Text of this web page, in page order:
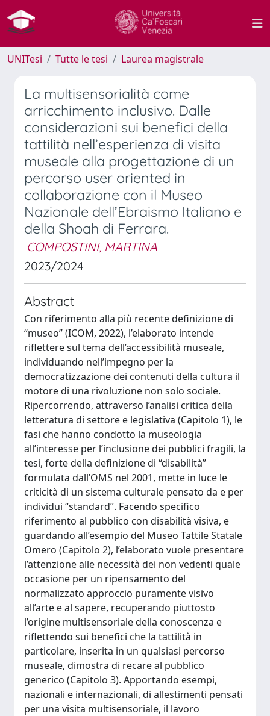
UNITesi Tutte le tesi Laurea magistrale
La multisensorialità come
arricchimento inclusivo. Dalle
considerazioni sui benefici della
tattilità nell’esperienza di visita
museale alla progettazione di un
percorso user oriented in
collaborazione con il Museo
Nazionale dell’Ebraismo Italiano e
della Shoah di Ferrara.
COMPOSTINI, MARTINA
2023/2024
Abstract
Con riferimento alla più recente definizione di
“museo” (ICOM, 2022), l’elaborato intende
riflettere sul tema dell’accessibilità museale,
individuando nell’impegno per la
democratizzazione dei contenuti della cultura il
motore di una rivoluzione non solo sociale.
Ripercorrendo, attraverso l’analisi critica della
letteratura di settore e legislativa (Capitolo 1), le
fasi che hanno condotto la museologia
all’interesse per l’inclusione dei pubblici fragili, la
tesi, forte della definizione di “disabilità”
formulata dall’OMS nel 2001, mette in luce le
criticità di un sistema culturale pensato da e per
individui “standard”. Facendo specifico
riferimento al pubblico con disabilità visiva, e
guardando all’esempio del Museo Tattile Statale
Omero (Capitolo 2), l’elaborato vuole presentare
l’attenzione alle necessità dei non vedenti quale
occasione per un ripensamento del
normalizzato approccio puramente visivo
all’arte e al sapere, recuperando piuttosto
l’origine multisensoriale della conoscenza e
riflettendo sui benefici che la tattilità in
particolare, inserita in un qualsiasi percorso
museale, dimostra di recare al pubblico
generico (Capitolo 3). Apportando esempi,
nazionali e internazionali, di allestimenti pensati
per una visita multisensoriale, il lavoro